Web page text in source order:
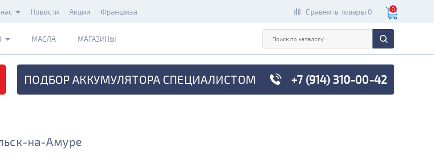
Новости Акции Франшиза Сравнить товары 0 0
МАСЛА МАГАЗИНЫ
ПОДБОР АККУМУЛЯТОРА СПЕЦИАЛИСТОМ +7 (914) 310-00-42
на-Амуре